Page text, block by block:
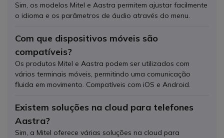
Sim, os modelos Mitel e Aastra permitem ajustar facilmente
o idioma e os parâmetros de áudio através do menu.
Com que dispositivos móveis são
compatíveis?
Os produtos Mitel e Aastra podem ser utilizados com
vários terminais móveis, permitindo uma comunicação
fluida em movimento. Compatíveis com iOS e Android.
Existem soluções na cloud para telefones
Aastra?
Sim, a Mitel oferece várias soluções na cloud para